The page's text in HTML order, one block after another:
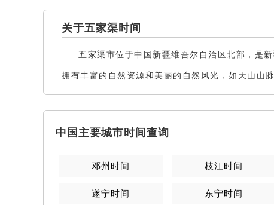
关于五家渠时间
五家渠市位于中国新疆维吾尔自治区北部，是
拥有丰富的自然资源和美丽的自然风光，如天山山
中国主要城市时间查询
邓州时间 枝江时间
遂宁时间 东宁时间